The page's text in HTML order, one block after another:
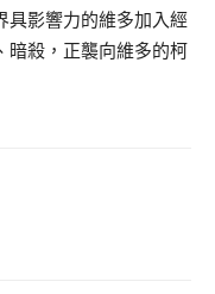
具影響力的維多加入經
暗殺，正襲向維多的柯